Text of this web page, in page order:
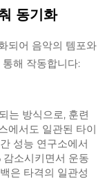
동기화
되어 음악의 템포와
해 작동합니다:
는 방식으로, 훈련
에서도 일관된 타이
성능 연구소에서
소시키면서 운동
은 타격의 일관성